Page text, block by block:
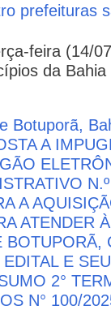
prefeituras
feira (14/
da
Botuporã,
A
A
ATENDER
E
2°
N° 100/